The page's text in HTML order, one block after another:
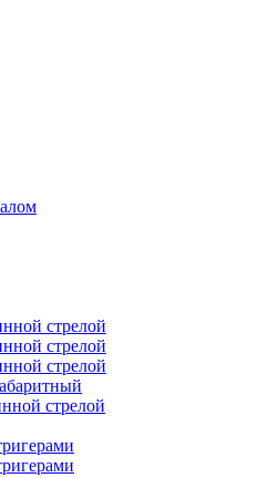
стрелой
стрелой
стрелой
стрелой